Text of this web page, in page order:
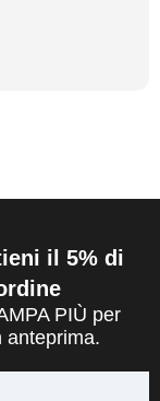
il 5% di
PIÙ per
anteprima.